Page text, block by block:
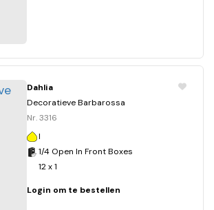
Dahlia
Decoratieve Barbarossa
Nr. 3316
I
1/4 Open In Front Boxes
12 x 1
Login om te bestellen